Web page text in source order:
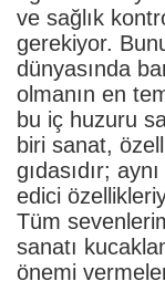
ve sağlık
gerekiyor.
dünyasında
olmanın en
bu iç huzuru
biri sanat,
gıdasıdır;
edici
Tüm
sanatı
önemi